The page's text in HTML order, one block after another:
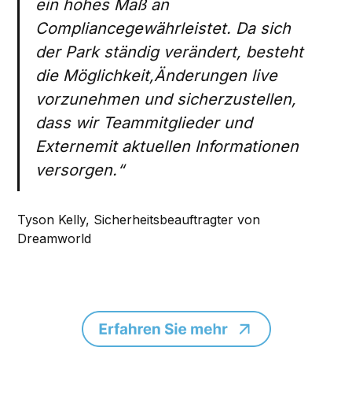
ein hohes Maß an
Compliancegewährleistet. Da sich
der Park ständig verändert, besteht
die Möglichkeit,Änderungen live
vorzunehmen und sicherzustellen,
dass wir Teammitglieder und
Externemit aktuellen Informationen
versorgen.“
Tyson Kelly, Sicherheitsbeauftragter von
Dreamworld